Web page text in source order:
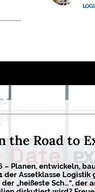
the Road to
– Planen, entwickeln,
der Assetklasse Logistik
„heißeste Sch…“, der